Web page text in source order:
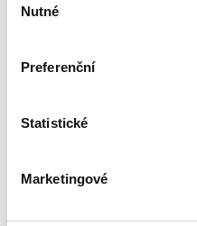
souhlasu
Nutné
Preferenční
Statistické
Marketingové